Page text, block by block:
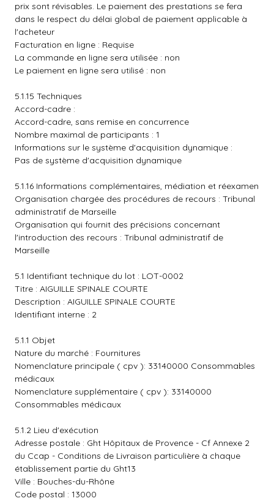
prix sont révisables. Le paiement des prestations se fera
dans le respect du délai global de paiement applicable à
l'acheteur
Facturation en ligne : Requise
La commande en ligne sera utilisée : non
Le paiement en ligne sera utilisé : non
5.1.15 Techniques
Accord-cadre :
Accord-cadre, sans remise en concurrence
Nombre maximal de participants : 1
Informations sur le système d'acquisition dynamique :
Pas de système d'acquisition dynamique
5.1.16 Informations complémentaires, médiation et réexamen
Organisation chargée des procédures de recours : Tribunal
administratif de Marseille
Organisation qui fournit des précisions concernant
l'introduction des recours : Tribunal administratif de
Marseille
5.1 Identifiant technique du lot : LOT-0002
Titre : AIGUILLE SPINALE COURTE
Description : AIGUILLE SPINALE COURTE
Identifiant interne : 2
5.1.1 Objet
Nature du marché : Fournitures
Nomenclature principale ( cpv ): 33140000 Consommables
médicaux
Nomenclature supplémentaire ( cpv ): 33140000
Consommables médicaux
5.1.2 Lieu d'exécution
Adresse postale : Ght Hôpitaux de Provence - Cf Annexe 2
du Ccap - Conditions de Livraison particulière à chaque
établissement partie du Ght13
Ville : Bouches-du-Rhône
Code postal : 13000